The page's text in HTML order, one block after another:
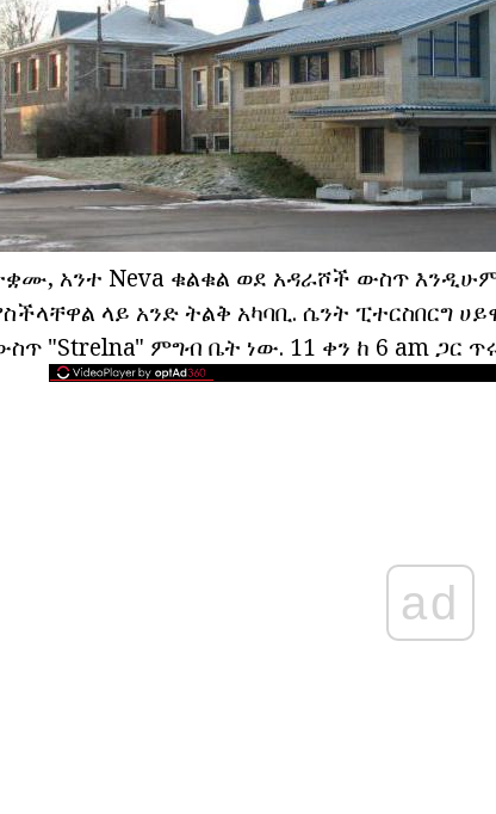
አንተ Neva ቁልቁል ወደ አዳራሾች ውስጥ እንዲሁም
ላይ አንድ ትልቅ አካባቢ. ሴንት ፒተርስበርግ
"Strelna" ምግብ ቤት ነው. 11 ቀን ከ 6 am ጋር
ad